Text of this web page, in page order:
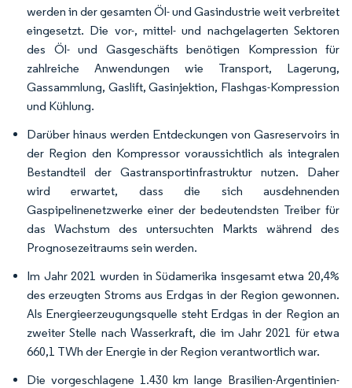
werden in der gesamten Öl- und Gasindustrie weit verbreitet
eingesetzt. Die vor-, mittel- und nachgelagerten Sektoren
des Öl- und Gasgeschäfts benötigen Kompression für
zahlreiche Anwendungen wie Transport, Lagerung,
Gassammlung, Gaslift, Gasinjektion, Flashgas-Kompression
und Kühlung.
Darüber hinaus werden Entdeckungen von Gasreservoirs in
der Region den Kompressor voraussichtlich als integralen
Bestandteil der Gastransportinfrastruktur nutzen. Daher
wird erwartet, dass die sich ausdehnenden
Gaspipelinenetzwerke einer der bedeutendsten Treiber für
das Wachstum des untersuchten Markts während des
Prognosezeitraums sein werden.
Im Jahr 2021 wurden in Südamerika insgesamt etwa 20,4%
des erzeugten Stroms aus Erdgas in der Region gewonnen.
Als Energieerzeugungsquelle steht Erdgas in der Region an
zweiter Stelle nach Wasserkraft, die im Jahr 2021 für etwa
660,1 TWh der Energie in der Region verantwortlich war.
Die vorgeschlagene 1.430 km lange Brasilien-Argentinien-